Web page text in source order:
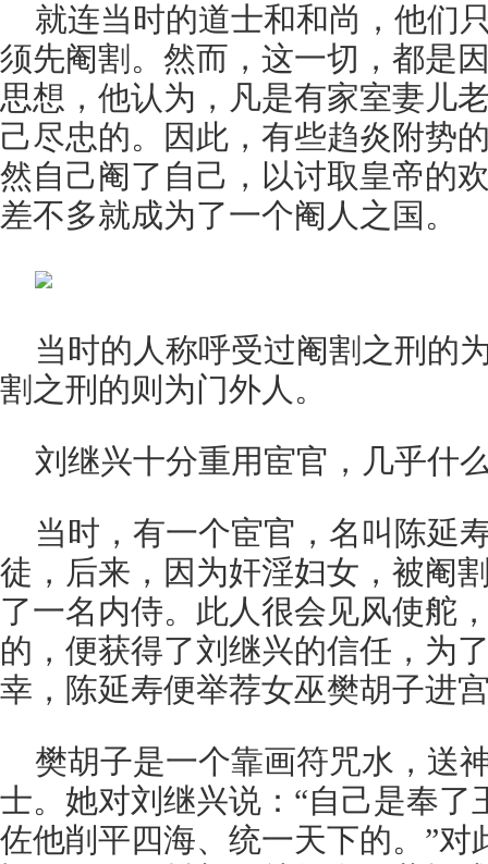
就连当时的道士和和尚，他们
须先阉割。然而，这一切，都是
思想，他认为，凡是有家室妻儿
己尽忠的。因此，有些趋炎附势
然自己阉了自己，以讨取皇帝的
差不多就成为了一个阉人之国。
当时的人称呼受过阉割之刑的
割之刑的则为门外人。
刘继兴十分重用宦官，几乎什
当时，有一个宦官，名叫陈延
徒，后来，因为奸淫妇女，被阉
了一名内侍。此人很会见风使舵
的，便获得了刘继兴的信任，为
幸，陈延寿便举荐女巫樊胡子进
樊胡子是一个靠画符咒水，送
士。她对刘继兴说：“自己是奉了
佐他削平四海、统一天下的。”对